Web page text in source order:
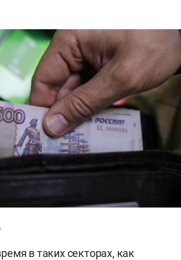
в таких секторах, как